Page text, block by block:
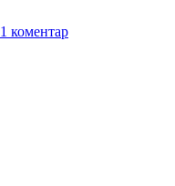
1 коментар